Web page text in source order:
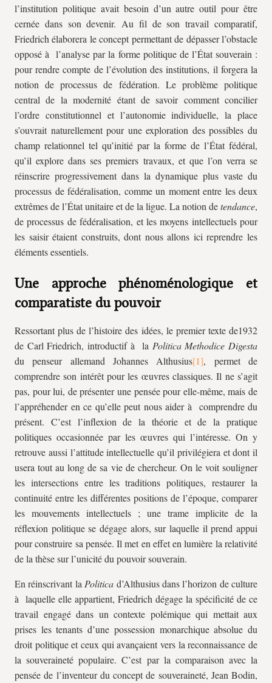
l’institution politique avait besoin d’un autre outil pour être
cernée dans son devenir. Au fil de son travail comparatif,
Friedrich élaborera le concept permettant de dépasser l’obstacle
opposé à l’analyse par la forme politique de l’État souverain :
pour rendre compte de l’évolution des institutions, il forgera la
notion de processus de fédération. Le problème politique
central de la modernité étant de savoir comment concilier
l’ordre constitutionnel et l’autonomie individuelle, la place
s’ouvrait naturellement pour une exploration des possibles du
champ relationnel tel qu’initié par la forme de l’État fédéral,
qu’il explore dans ses premiers travaux, et que l’on verra se
réinscrire progressivement dans la dynamique plus vaste du
processus de fédéralisation, comme un moment entre les deux
extrêmes de l’État unitaire et de la ligue. La notion detendance,
de processus de fédéralisation, et les moyens intellectuels pour
les saisir étaient construits, dont nous allons ici reprendre les
éléments essentiels.
Une approche phénoménologique et
comparatiste du pouvoir
Ressortant plus de l’histoire des idées, le premier texte de1932
de Carl Friedrich, introductif à la Politica Methodice Digesta
du penseur allemand Johannes Althusius
, permet de
comprendre son intérêt pour les œuvres classiques. Il ne s’agit
pas, pour lui, de présenter une pensée pour elle-même, mais de
l’appréhender en ce qu’elle peut nous aider à comprendre du
présent. C’est l’inflexion de la théorie et de la pratique
politiques occasionnée par les œuvres qui l’intéresse. On y
retrouve aussi l’attitude intellectuelle qu’il privilégiera et dont il
usera tout au long de sa vie de chercheur. On le voit souligner
les intersections entre les traditions politiques, restaurer la
continuité entre les différentes positions de l’époque, comparer
les mouvements intellectuels ; une trame implicite de la
réflexion politique se dégage alors, sur laquelle il prend appui
pour construire sa pensée. Il met en effet en lumière la relativité
de la thèse sur l’unicité du pouvoir souverain.
En réinscrivant la Politica d’Althusius dans l’horizon de culture
à laquelle elle appartient, Friedrich dégage la spécificité de ce
travail engagé dans un contexte polémique qui mettait aux
prises les tenants d’une possession monarchique absolue du
droit politique et ceux qui avançaient vers la reconnaissance de
la souveraineté populaire. C’est par la comparaison avec la
pensée de l’inventeur du concept de souveraineté, Jean Bodin,